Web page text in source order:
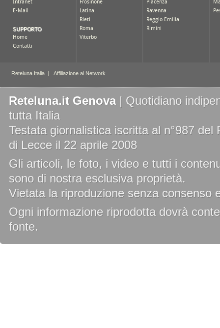
Reteluna.it Genova| Quotidiano
tutta Italia
Testata giornalistica iscritta al n°987
di Lecce il 22 aprile 2008
Gli articoli, le foto, i video e tutti i
sono di nostra esclusiva proprietà.
Vietata la riproduzione senza consenso
Ogni informazione riprodotta dovrà
fonte.